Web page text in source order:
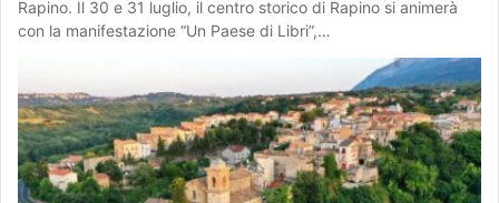
Rapino. Il 30 e 31 luglio, il centro storico di Rapino si animerà
con la manifestazione “Un Paese di Libri”,…